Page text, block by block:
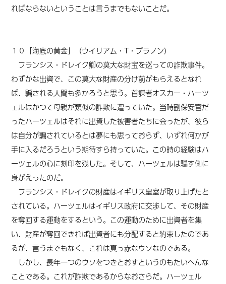
ればならないということは言うまでもないことだ。
１０「海底の黄金」（ウイリアム・T・ブラノン）
フランシス・ドレイク卿の莫大な財宝を巡っての詐欺事件。
わずかな出資で、この莫大な財産の分け前がもらえるとなれ
ば、騙される人間も多かろうと思う。首謀者オスカー・ハーツ
ェルはかつて母親が類似の詐欺に遭っていた。当時副保安官だ
ったハーツェルはそれに出資した被害者たちに会ったが、彼ら
は自分が騙されているとは夢にも思っておらず、いずれ何かが
手に入るだろうという期待すら持っていた。この時の経験はハ
ーツェルの心に刻印を残した。そして、ハーツェルは騙す側に
身がえったのだ。
フランシス・ドレイクの財産はイギリス皇室が取り上げたと
されている。ハーツェルはイギリス政府に交渉して、その財産
を奪回する運動をするという。この運動のために出資者を集
い、財産が奪回できれば出資者にも分配すると約束したのであ
るが、言うまでもなく、これは真っ赤なウソなのである。
しかし、長年一つのウソをつきとおすというのもたいへんな
ことである。これが詐欺であるからなおさらだ。ハーツェル